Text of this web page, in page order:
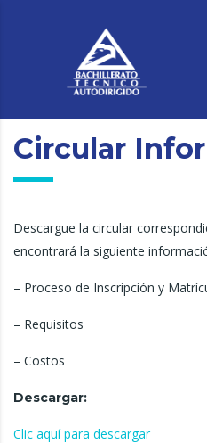
Circular
Descargue la circular
encontrará la siguiente
– Proceso de Inscripción y
– Requisitos
– Costos
Descargar:
Clic aquí para descargar